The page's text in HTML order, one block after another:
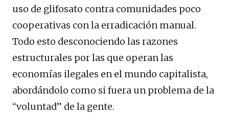
uso de glifosato contra comunidades poco
cooperativas con la erradicación manual.
Todo esto desconociendo las razones
estructurales por las que operan las
economías ilegales en el mundo capitalista,
abordándolo como si fuera un problema de la
“voluntad” de la gente.